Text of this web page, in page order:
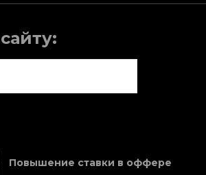
Повышение ставки в оффере